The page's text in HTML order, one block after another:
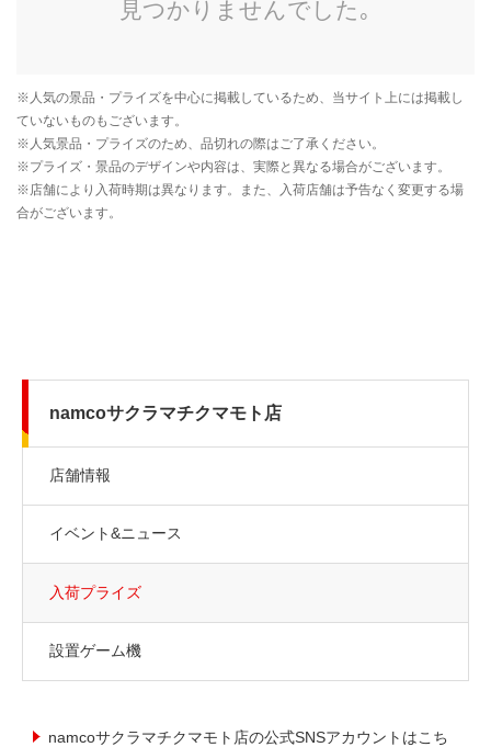
namcoサクラマチクマモト店
店舗情報
イベント&ニュース
入荷プライズ
設置ゲーム機
namcoサクラマチクマモト店の公式SNSアカウントはこち